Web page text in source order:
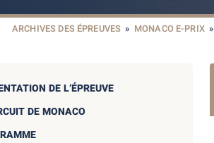
ARCHIVES DES ÉPREUVES » MONACO E-PRIX»
DE L’ÉPREUVE
DE MONACO